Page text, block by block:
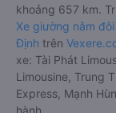
khoảng 657 km.
Xe giường nằm
Định trên
xe: Tài Phát
Limousine, Trung
Express, Mạnh
hành.